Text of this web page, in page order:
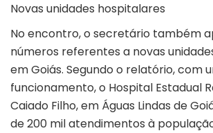
Novas unidades hospitalares
No encontro, o secretário também
números referentes a novas
em Goiás. Segundo o relatório, com
funcionamento, o Hospital Estadual
Caiado Filho, em Águas Lindas de
de 200 mil atendimentos à